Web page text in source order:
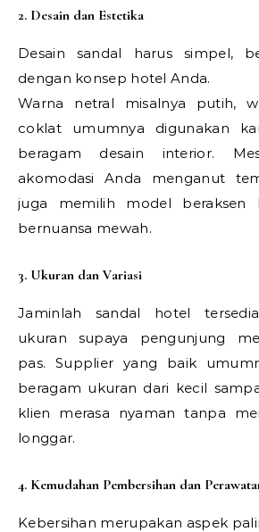
2. Desain dan Estetika
Desain sandal harus simpel,
dengan konsep hotel Anda.
Warna netral misalnya putih,
coklat umumnya digunakan
beragam desain interior.
akomodasi Anda menganut
juga memilih model beraksen
bernuansa mewah.
3. Ukuran dan Variasi
Jaminlah sandal hotel
ukuran supaya pengunjung
pas. Supplier yang baik
beragam ukuran dari kecil
klien merasa nyaman tanpa
longgar.
4. Kemudahan Pembersihan dan
Kebersihan merupakan aspek